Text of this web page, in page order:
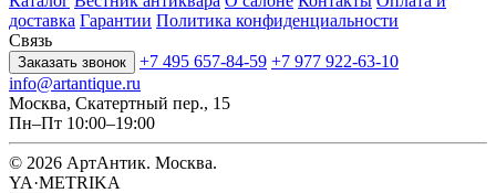
доставка Гарантии Политика конфиденциальности
Связь
Заказать звонок +7 495 657-84-59 +7 977 922-63-10
info@artantique.ru
Москва, Скатертный пер., 15
Пн–Пт 10:00–19:00
© 2026 АртАнтик. Москва.
YA·METRIKA